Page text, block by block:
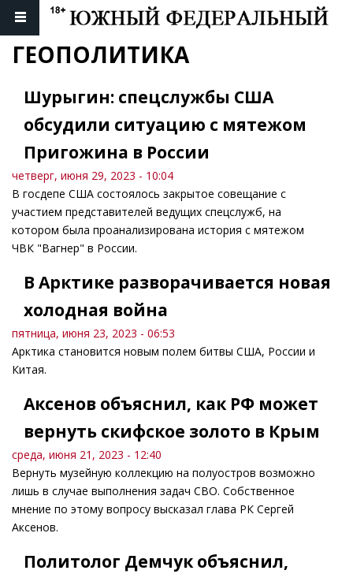
ГЕОПОЛИТИКА
Шурыгин: спецслужбы США
обсудили ситуацию с мятежом
Пригожина в России
четверг, июня 29, 2023 - 10:04
В госдепе США состоялось закрытое совещание с
участием представителей ведущих спецслужб, на
котором была проанализирована история с мятежом
ЧВК "Вагнер" в России.
В Арктике разворачивается новая
холодная война
пятница, июня 23, 2023 - 06:53
Арктика становится новым полем битвы США, России и
Китая.
Аксенов объяснил, как РФ может
вернуть скифское золото в Крым
среда, июня 21, 2023 - 12:40
Вернуть музейную коллекцию на полуостров возможно
лишь в случае выполнения задач СВО. Собственное
мнение по этому вопросу высказал глава РК Сергей
Аксенов.
Политолог Демчук объяснил,